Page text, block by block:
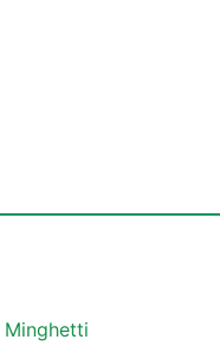
Minghetti